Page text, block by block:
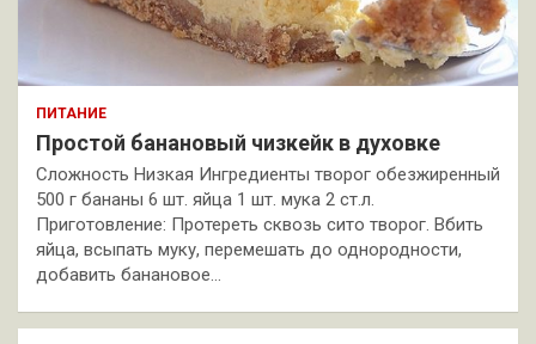
ПИТАНИЕ
Простой банановый чизкейк в духовке
Сложность Низкая Ингредиенты творог обезжиренный
500 г бананы 6 шт. яйца 1 шт. мука 2 ст.л.
Приготовление: Протереть сквозь сито творог. Вбить
яйца, всыпать муку, перемешать до однородности,
добавить банановое…